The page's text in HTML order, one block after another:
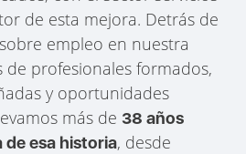
de esta mejora. Detrás de
empleo en nuestra
de profesionales formados,
y oportunidades
más de38 años
esa historia, desde